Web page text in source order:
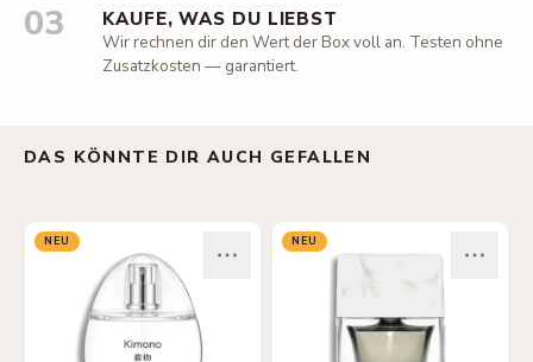
03 KAUFE, WAS DU LIEBST
Wir rechnen dir den Wert der Box voll an. Testen ohne
Zusatzkosten — garantiert.
DAS KÖNNTE DIR AUCH GEFALLEN
NEU NEU